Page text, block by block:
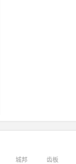
城邦 齿板